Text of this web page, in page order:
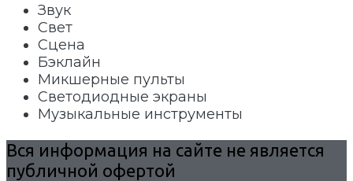
Звук
Свет
Сцена
Бэклайн
Микшерные пульты
Светодиодные экраны
Музыкальные инструменты
Вся информация на сайте не является
публичной офертой